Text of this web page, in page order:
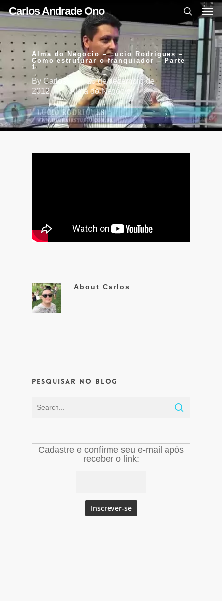
Carlos Andrade Ono
Alma do Negocio – Lucio Rodrigues –
Como estruturar o franquiador – Parte
1
By Carlos
20 de dezembro de
2012
Alma do Negócio
About Carlos
Pesquisar no Blog
Cadastre e confirme seu e-mail após
receber o link: